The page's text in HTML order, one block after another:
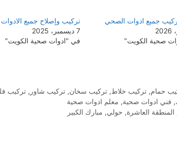
جميع ادوات الصحي
صحية الكويت"
تركيب وإصلاح جميع
7 ديسمبر، 2025
في "ادوات صحية الكويت"
حمام, تركيب خلاط, تركيب سخان, تركيب شاور , تركيب
, فني ادوات صحية, معلم ادوات صحية
المنطقة العاشرة, حولي, مبارك الكبير